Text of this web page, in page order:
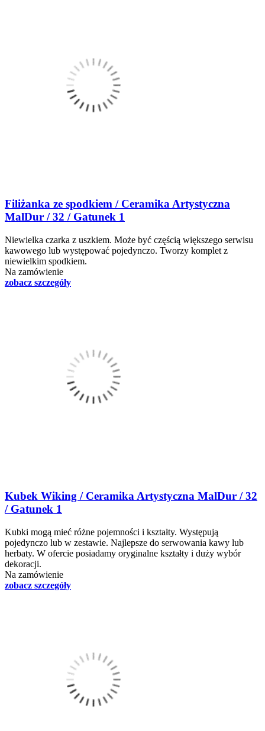
Filiżanka ze spodkiem / Ceramika Artystyczna
MalDur / 32 / Gatunek 1
Niewielka czarka z uszkiem. Może być częścią większego serwisu
kawowego lub występować pojedynczo. Tworzy komplet z
niewielkim spodkiem.
Na zamówienie
zobacz szczegóły
Kubek Wiking / Ceramika Artystyczna MalDur / 32
/ Gatunek 1
Kubki mogą mieć różne pojemności i kształty. Występują
pojedynczo lub w zestawie. Najlepsze do serwowania kawy lub
herbaty. W ofercie posiadamy oryginalne kształty i duży wybór
dekoracji.
Na zamówienie
zobacz szczegóły